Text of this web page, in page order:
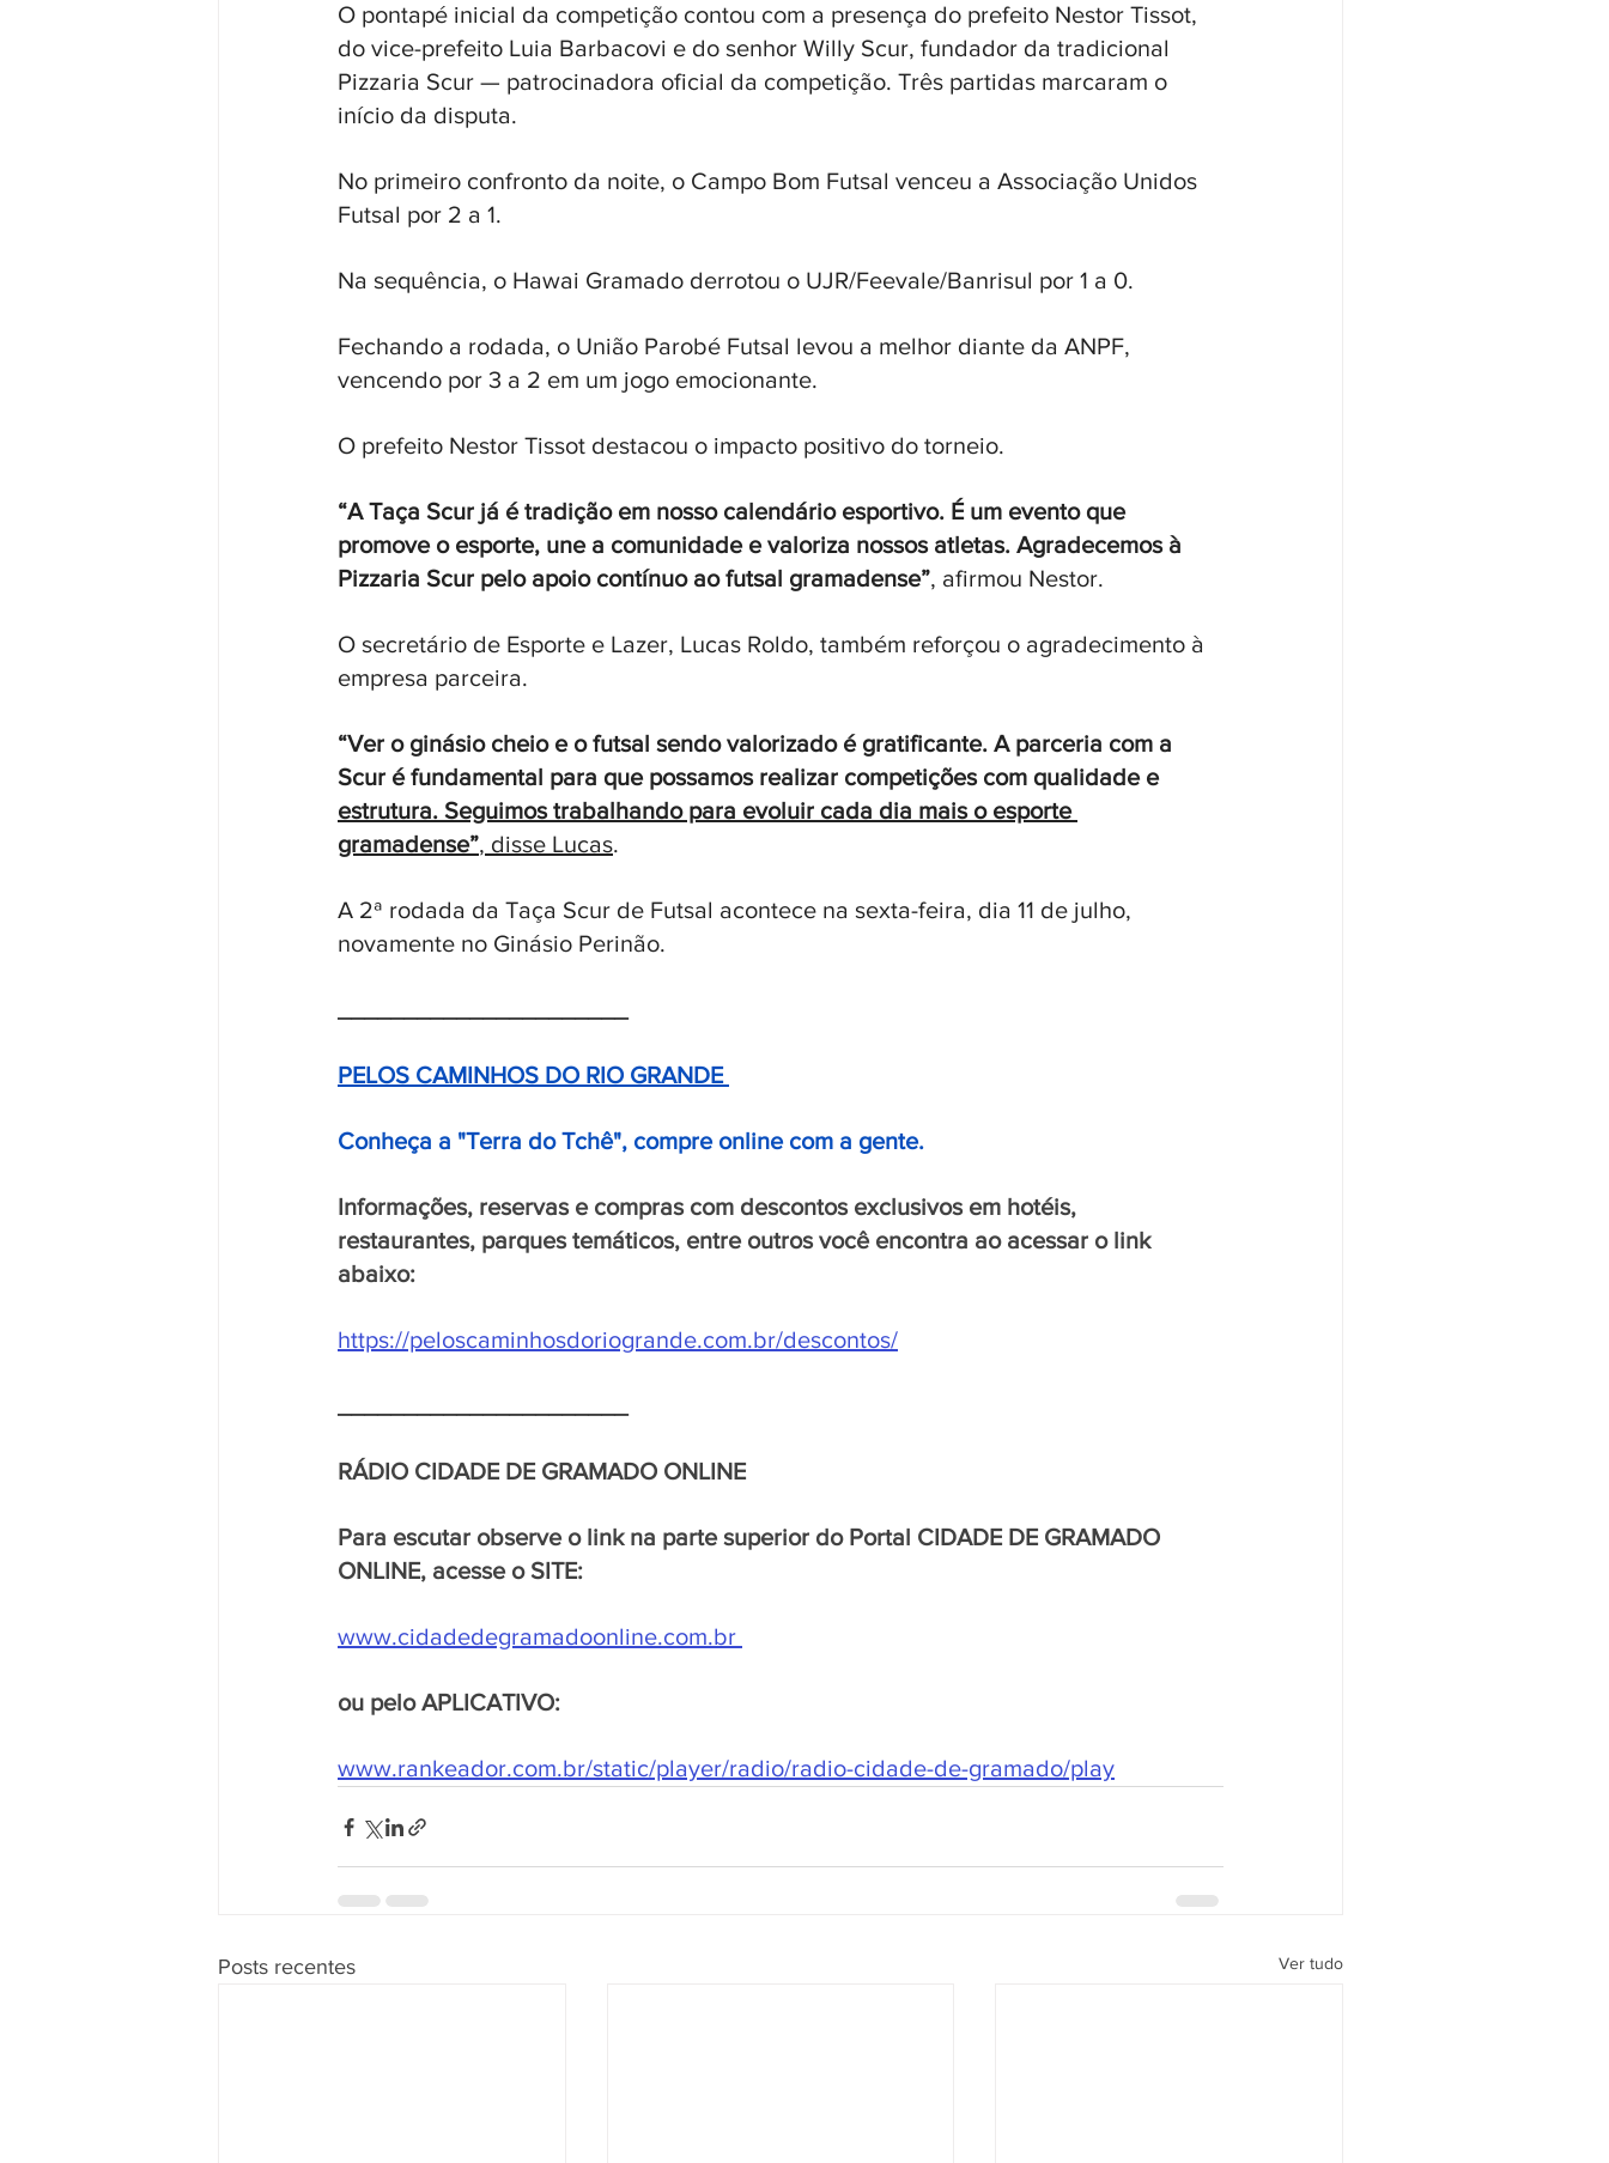
O pontapé inicial da competição contou com a presença do prefeito Nestor Tissot,
do vice-prefeito Luia Barbacovi e do senhor Willy Scur, fundador da tradicional
Pizzaria Scur — patrocinadora oficial da competição. Três partidas marcaram o
início da disputa.
No primeiro confronto da noite, o Campo Bom Futsal venceu a Associação Unidos
Futsal por 2 a 1.
Na sequência, o Hawai Gramado derrotou o UJR/Feevale/Banrisul por 1 a 0.
Fechando a rodada, o União Parobé Futsal levou a melhor diante da ANPF,
vencendo por 3 a 2 em um jogo emocionante.
O prefeito Nestor Tissot destacou o impacto positivo do torneio.
“A Taça Scur já é tradição em nosso calendário esportivo. É um evento que
promove o esporte, une a comunidade e valoriza nossos atletas. Agradecemos à
Pizzaria Scur pelo apoio contínuo ao futsal gramadense”, afirmou Nestor.
O secretário de Esporte e Lazer, Lucas Roldo, também reforçou o agradecimento à
empresa parceira.
“Ver o ginásio cheio e o futsal sendo valorizado é gratificante. A parceria com a
Scur é fundamental para que possamos realizar competições com qualidade e
estrutura. Seguimos trabalhando para evoluir cada dia mais o esporte
gramadense”, disse Lucas.
A 2ª rodada da Taça Scur de Futsal acontece na sexta-feira, dia 11 de julho,
novamente no Ginásio Perinão.
PELOS CAMINHOS DO RIO GRANDE
Conheça a "Terra do Tchê", compre online com a gente.
Informações, reservas e compras com descontos exclusivos em hotéis,
restaurantes, parques temáticos, entre outros você encontra ao acessar o link
abaixo:
https://peloscaminhosdoriogrande.com.br/descontos/
RÁDIO CIDADE DE GRAMADO ONLINE
Para escutar observe o link na parte superior do Portal CIDADE DE GRAMADO
ONLINE, acesse o SITE:
www.cidadedegramadoonline.com.br
ou pelo APLICATIVO:
www.rankeador.com.br/static/player/radio/radio-cidade-de-gramado/play
Posts recentes Ver tudo